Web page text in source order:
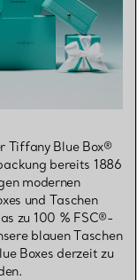
Tiffany Blue Box®
bereits 1886
modernen
und Taschen
zu 100 % FSC®-
blauen Taschen
Boxes derzeit zu